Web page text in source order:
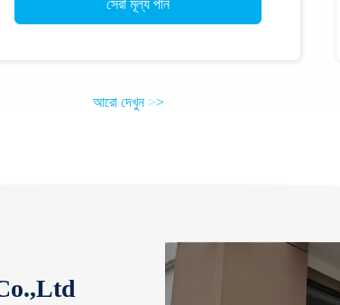
সেরা মূল্য পান
আরো দেখুন >>
Speed Carbide Tools Co.,Ltd